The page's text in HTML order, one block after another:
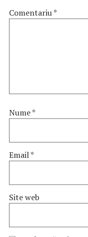
Comentariu*
Nume*
Email*
Site web